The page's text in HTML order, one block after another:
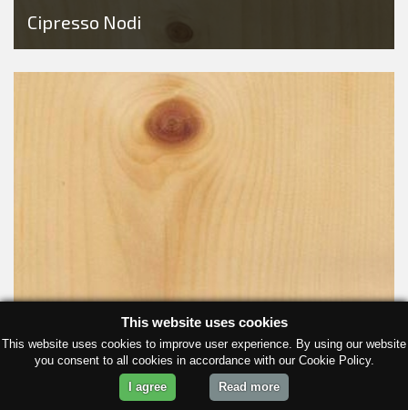
Cipresso Nodi
This website uses cookies
This website uses cookies to improve user experience. By using our website
you consent to all cookies in accordance with our Cookie Policy.
I agree
Read more